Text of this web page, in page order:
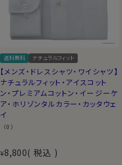
送料無料 ナチュラルフィット
【メンズ・ドレスシャツ・ワイシャツ】
ナチュラルフィット・アイスコット
ン・プレミアムコットン・イージーケ
ア・ホリゾンタルカラー・カッタウェ
イ
（0）
¥8,800 税込